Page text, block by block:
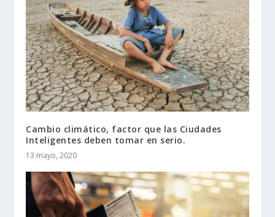
Cambio climático, factor que las Ciudades
Inteligentes deben tomar en serio.
13 mayo, 2020